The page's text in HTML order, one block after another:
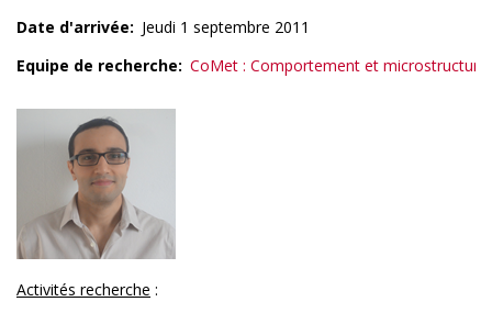
Date d'arrivée
Jeudi 1 septembre 2011
Equipe de recherche
CoMet : Comportement et microstructure
Activités recherche :